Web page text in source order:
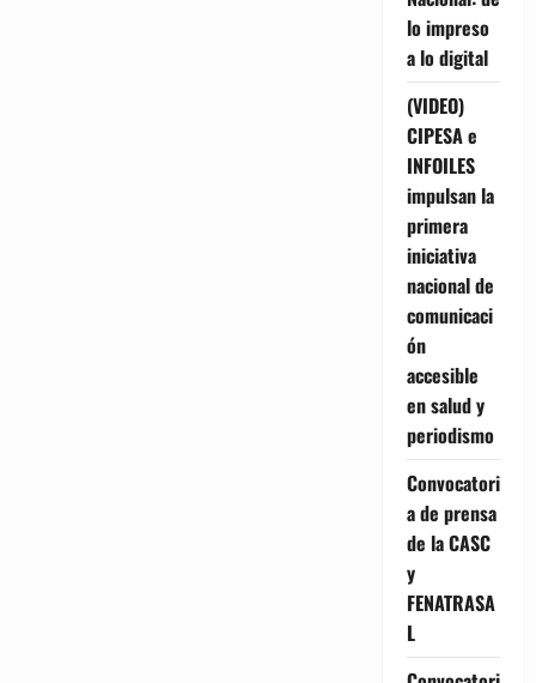
lo impreso
a lo digital
(VIDEO)
CIPESA e
INFOILES
impulsan la
primera
iniciativa
nacional de
comunicaci
ón
accesible
en salud y
periodismo
Convocatori
a de prensa
de la CASC
y
FENATRASA
L